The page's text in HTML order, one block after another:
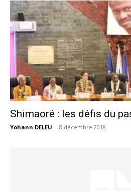
Shimaoré : les défis du
Yohann DELEU - 8 décembre 2018